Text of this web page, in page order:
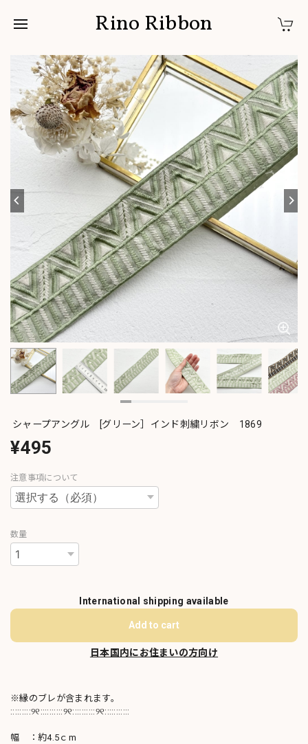
Rino Ribbon
シャープアングル [グリーン］インド刺繍リボン 1869
¥495
注意事項について
数量
International shipping available
Add to cart
日本国内にお住まいの方向け
※縁のブレが含まれます。
:::::::::୨୧::::::::::୨୧::::::::::୨୧:::::::::::
幅 ：約4.5ｃm